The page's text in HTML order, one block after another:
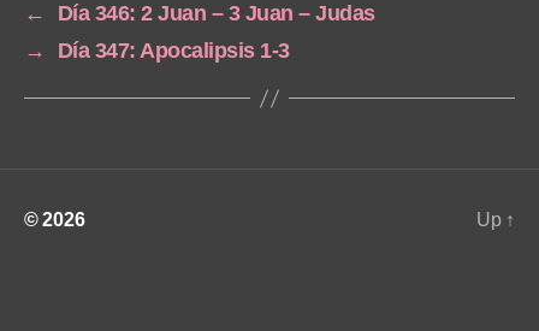
←
Día 346: 2 Juan – 3 Juan – Judas
→
Día 347: Apocalipsis 1-3
© 2026 Up ↑